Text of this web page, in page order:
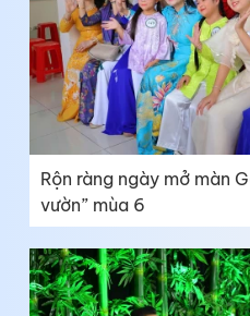
Rộn ràng ngày mở màn
vườn” mùa 6